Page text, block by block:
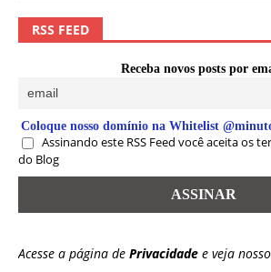
RSS FEED
Receba novos posts por
Coloque nosso domínio na Whitelist
Assinando este RSS Feed você aceita os
do Blog
Acesse a página de Privacidade e veja